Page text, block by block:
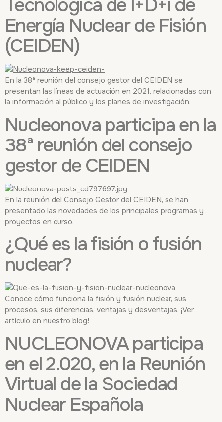
Tecnológica de I+D+i de
Energía Nuclear de Fisión
(CEIDEN)
En la 38ª reunión del consejo gestor del CEIDEN se
presentan las líneas de actuación en 2021, relacionadas con
la información al público y los planes de investigación.
Nucleonova participa en la
38ª reunión del consejo
gestor de CEIDEN
En la reunión del Consejo Gestor del CEIDEN, se han
presentado las novedades de los principales programas y
proyectos en curso.
¿Qué es la fisión o fusión
nuclear?
Conoce cómo funciona la fisión y fusión nuclear, sus
procesos, sus diferencias, ventajas y desventajas. ¡Ver
artículo en nuestro blog!
NUCLEONOVA participa
en el 2.020, en la Reunión
Virtual de la Sociedad
Nuclear Española